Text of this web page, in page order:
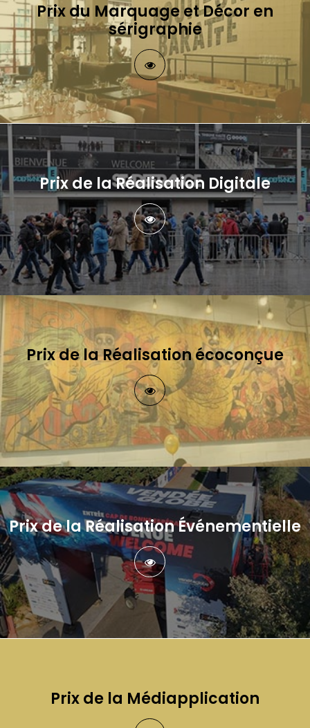
Prix du Marquage et Décor en
sérigraphie
Prix de la Réalisation Digitale
Prix de la Réalisation écoconçue
Prix de la Réalisation Événementielle
Prix de la Médiapplication